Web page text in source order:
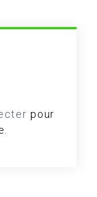
pour